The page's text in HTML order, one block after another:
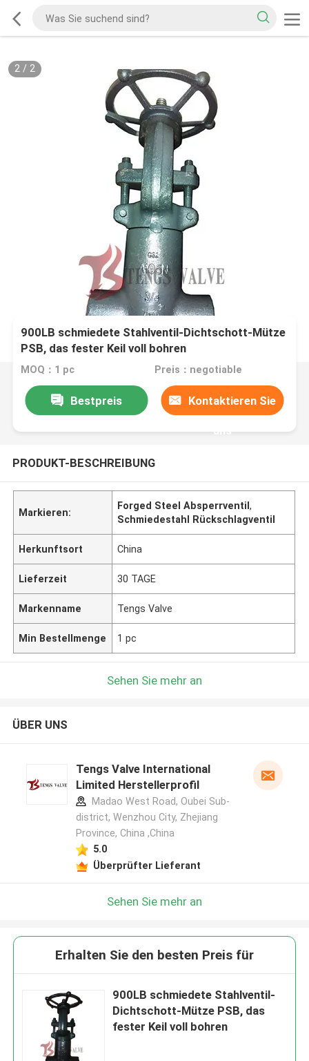
2/ 2
900LB schmiedete Stahlventil-Dichtschott-Mütze
PSB, das fester Keil voll bohren
MOQ：1 pc Preis：negotiable
Bestpreis Kontaktieren Sie
uns
PRODUKT-BESCHREIBUNG
Markieren:
Forged Steel Absperrventil,
Schmiedestahl Rückschlagventil
Herkunftsort China
Lieferzeit 30 TAGE
Markenname Tengs Valve
Min Bestellmenge 1 pc
Sehen Sie mehr an
ÜBER UNS
Tengs Valve International
Limited Herstellerprofil
Madao West Road, Oubei Sub-
district, Wenzhou City, Zhejiang
Province, China ,China
5.0
Überprüfter Lieferant
Sehen Sie mehr an
Erhalten Sie den besten Preis für
900LB schmiedete Stahlventil-
Dichtschott-Mütze PSB, das
fester Keil voll bohren